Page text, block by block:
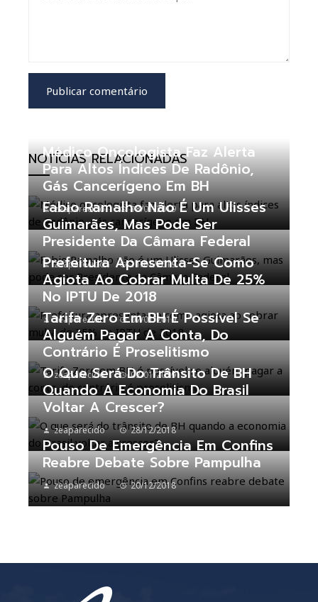
NOTÍCIAS RELACIONADAS
Médico Oncologista Faz Alerta
Para Altos Índices De Radônio,
Gás Cancerígeno Em BH
zeaparecido 18/01/2019
Fabio Ramalho Não É Um Ulisses
Guimarães, Mas Pode Ser
Presidente Da Câmara Federal
zeaparecido 11/01/2019
Prefeitura Apresenta-Se Como
Agiota Ao Cobrar Multa De 25%
No IPTU De 2018
zeaparecido 07/01/2019
Tarifa Zero Em BH É Possível Se
Alguém Pagar A Conta, Do
Contrário É Proselitismo
zeaparecido 02/01/2019
O Que Será Do Trânsito De BH
Quando A Economia Do Brasil
Voltar A Crescer?
zeaparecido 28/12/2018
Pouso De Emergência Em Confins
Reabre Debate Sobre Pampulha
zeaparecido 20/12/2018